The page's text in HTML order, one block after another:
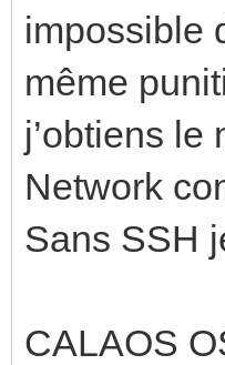
impossible
même
j’obtiens
Network
Sans SSH
CALAOS